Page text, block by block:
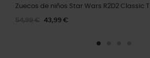
Zuecos de niños Star Wars R2D2 Classic T
54,99 € 43,99 €